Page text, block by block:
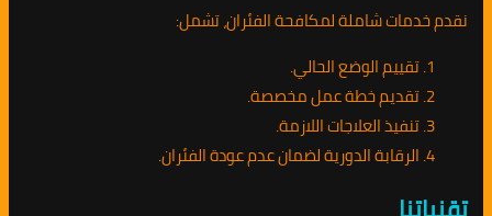
نقدم خدمات شاملة لمكافحة الفئران، تشمل:
تقييم الوضع الحالي.
تقديم خطة عمل مخصصة.
تنفيذ العلاجات اللازمة.
الرقابة الدورية لضمان عدم عودة الفئران.